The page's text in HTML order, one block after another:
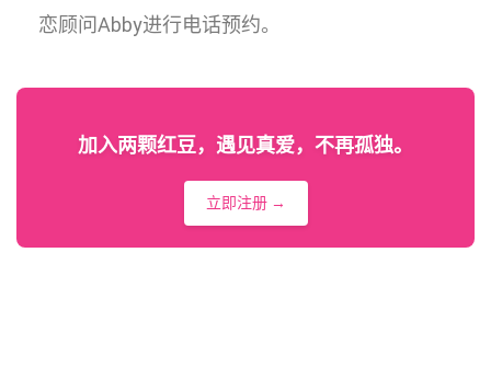
恋顾问Abby进行电话预约。
加入两颗红豆，遇见真爱，不再孤独。
立即注册 →